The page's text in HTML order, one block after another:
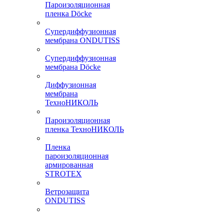
Пароизоляционная
пленка Döcke
Супердиффузионная
мембрана ONDUTISS
Супердиффузионная
мембрана Döcke
Диффузионная
мембрана
ТехноНИКОЛЬ
Пароизоляционная
пленка ТехноНИКОЛЬ
Пленка
пароизоляционная
армированная
STROTEX
Ветрозащита
ONDUTISS